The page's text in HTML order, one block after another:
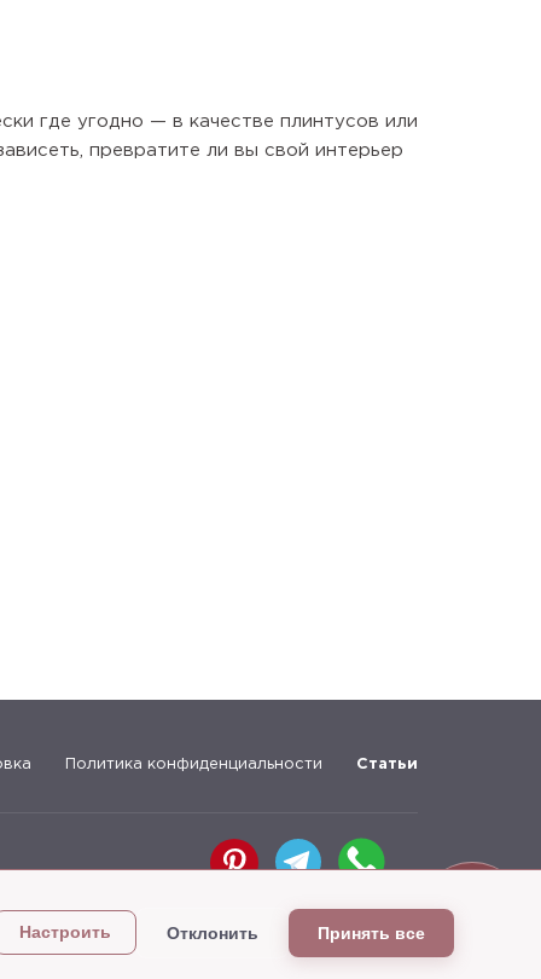
Настроить Отклонить Принять все
где угодно — в качестве плинтусов или
превратите ли вы свой интерьер
Политика конфиденциальности Статьи
Разработка сайта — студия «Сибирикс»